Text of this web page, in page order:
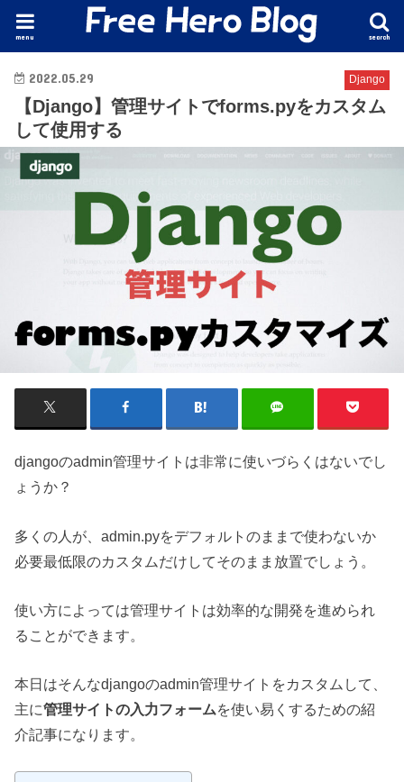
search
menu
Django
2022.05.29
【Django】管理サイトでforms.pyをカスタム
して使用する
djangoのadmin管理サイトは非常に使いづらくはないでし
ょうか？
多くの人が、admin.pyをデフォルトのままで使わないか
必要最低限のカスタムだけしてそのまま放置でしょう。
使い方によっては管理サイトは効率的な開発を進められ
ることができます。
本日はそんなdjangoのadmin管理サイトをカスタムして、
主に管理サイトの入力フォームを使い易くするための紹
介記事になります。